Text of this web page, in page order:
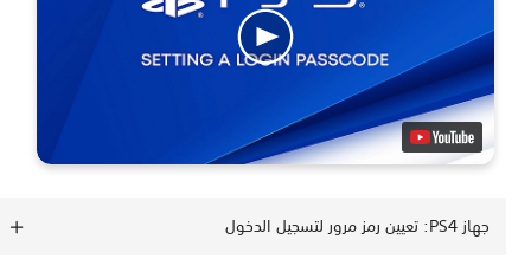
جهاز PS4: تعيين رمز مرور لتسجيل الدخول